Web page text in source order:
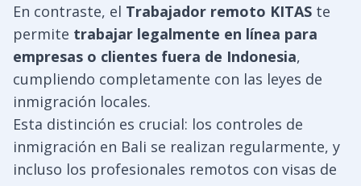
En contraste, el Trabajador remoto KITAS te
permite trabajar legalmente en línea para
empresas o clientes fuera de Indonesia,
cumpliendo completamente con las leyes de
inmigración locales.
Esta distinción es crucial: los controles de
inmigración en Bali se realizan regularmente, y
incluso los profesionales remotos con visas de